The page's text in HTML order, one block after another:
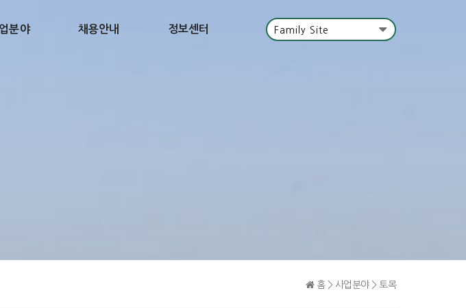
분야 채용안내 정보센터 Family Site
홈 > 사업분야 > 토목